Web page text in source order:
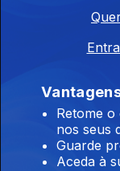
Retome
nos seus
Guarde
Aceda à